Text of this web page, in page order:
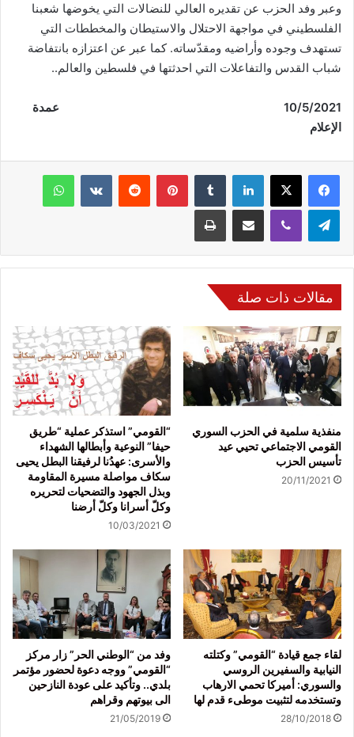
وعبر وفد الحزب عن تقديره العالي للنضالات التي يخوضها شعبنا
الفلسطيني في مواجهة الاحتلال والاستيطان والمخططات التي
تستهدف وجوده وأراضيه ومقدّساته. كما عبر عن اعتزازه بانتفاضة
شباب القدس والتفاعلات التي احدثتها في فلسطين والعالم..
10/5/2021 عمدة
الإعلام
فيسبوك لينكدإن بينتيريست
مقالات ذات صلة
منفذية سلمية في الحزب السوري
القومي الاجتماعي تحيي عيد
تأسيس الحزب
20/11/2021
“القومي” استذكر عملية “طريق
حيفا” النوعية وأبطالها الشهداء
والأسرى: عهدُنا لرفيقنا البطل يحيى
سكاف مواصلة مسيرة المقاومة
وبذل الجهود والتضحيات لتحريره
وكلّ أسرانا وكلّ أرضنا
10/03/2021
لقاء جمع قيادة “القومي” وكتلته
النيابية والسفيرين الروسي
والسوري: أميركا تحمي الارهاب
وتستخدمه لتثبيت موطىء قدم لها
28/10/2018
وفد من “الوطني الحر” زار مركز
“القومي” ووجه دعوة لحضور مؤتمر
بلدي.. وتأكيد على عودة النازحين
الى بيوتهم وقراهم
21/05/2019